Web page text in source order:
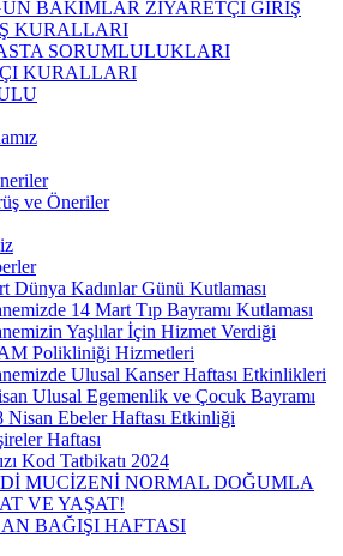
BAKIMLAR ZİYARETÇİ GİRİŞ
KURALLARI
SORUMLULUKLARI
KURALLARI
ve Öneriler
Dünya Kadınlar Günü Kutlaması
14 Mart Tıp Bayramı Kutlaması
Yaşlılar İçin Hizmet Verdiği
Polikliniği Hizmetleri
Ulusal Kanser Haftası Etkinlikleri
Ulusal Egemenlik ve Çocuk Bayramı
Nisan Ebeler Haftası Etkinliği
Haftası
Kod Tatbikatı 2024
MUCİZENİ NORMAL DOĞUMLA
VE YAŞAT!
BAĞIŞI HAFTASI